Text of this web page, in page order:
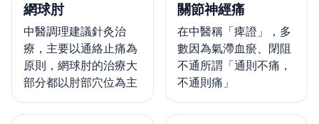
網球肘
中醫調理建議針灸治
療，主要以通絡止痛為
原則，網球肘的治療大
部分都以肘部穴位為主
關節神經痛
在中醫稱「痺證」，多
數因為氣滯血瘀、閉阻
不通所謂「通則不痛，
不通則痛」